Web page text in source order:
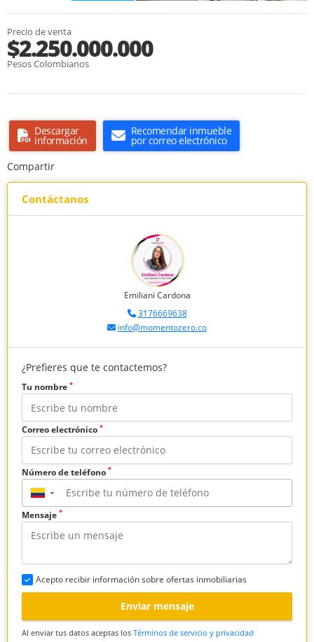
Precio de venta
$2.250.000.000
Pesos Colombianos
Descargar
información
Recomendar inmueble
por correo electrónico
Compartir
Contáctanos
Emiliani Cardona
3176669638
info@momentozero.co
¿Prefieres que te contactemos?
Tu nombre *
Correo electrónico *
Número de teléfono *
▼
Mensaje *
Acepto recibir información sobre ofertas inmobiliarias
Enviar mensaje
Al enviar tus datos aceptas los Términos de servicio y privacidad